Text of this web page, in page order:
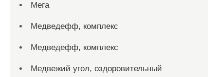
Мега
Медведефф, комплекс
Медведефф, комплекс
Медвежий угол, оздоровительный